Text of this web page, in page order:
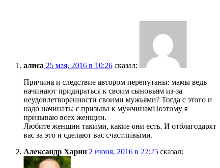
алиса 25 мая, 2016 в 10:26 сказал:
Причина и следствие автором перепутаны: мамы ведь
начинают придираться к своим сыновьям из-за
неудовлетворенности своими мужьями? Тогда с этого и
надо начинать: с призыва к мужчинамПоэтому я
призываю всех женщин.
Любите женщин такими, какие они есть. И отблагодарят
вас за это и сделают вас счастливыми.
Александр Харин 2 июня, 2016 в 22:25 сказал: